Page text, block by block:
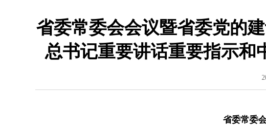
省委常委会会议暨省委党的
总书记重要讲话重要指示和
省委常委